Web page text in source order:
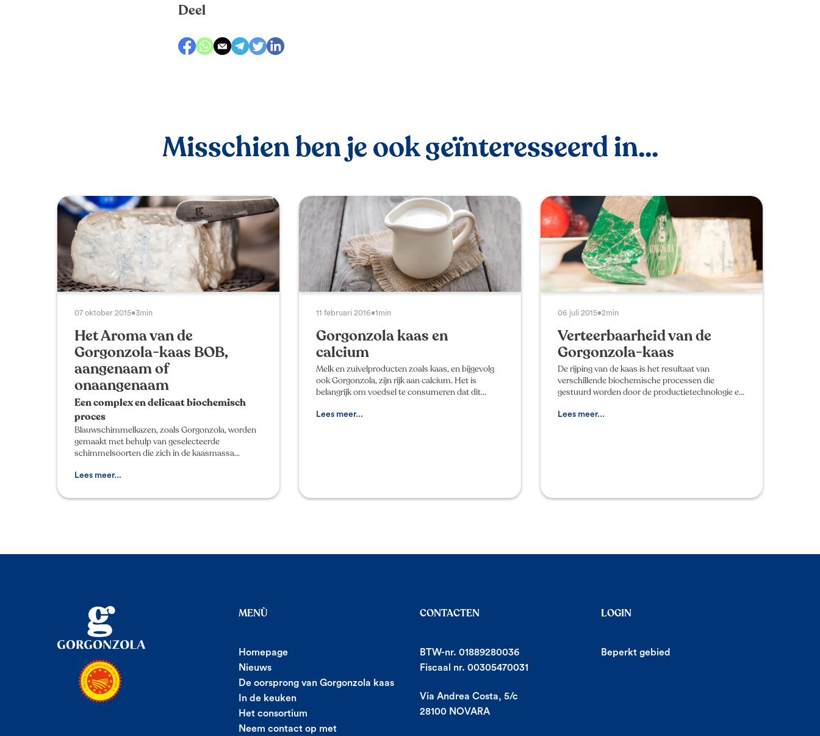
Deel
Misschien ben je ook geïnteresseerd in...
07 oktober 2015•3min
Het Aroma van de
Gorgonzola-kaas BOB,
aangenaam of
onaangenaam
Een complex en delicaat biochemisch
proces
Blauwschimmelkazen, zoals Gorgonzola, worden
gemaakt met behulp van geselecteerde
schimmelsoorten die zich in de kaasmassa
Lees meer...
11 februari 2016•1min
Gorgonzola kaas en
calcium
Melk en zuivelproducten zoals kaas, en bijgevolg
ook Gorgonzola, zijn rijk aan calcium. Het is
belangrijk om voedsel te consumeren dat dit
bescherming en de
Lees meer...
06 juli 2015•2min
Verteerbaarheid van de
Gorgonzola-kaas
De rijping van de kaas is het resultaat van
verschillende biochemische processen die
gestuurd worden door de productietechnologie en
de melk en van de wr
Lees meer...
MENÙ
Homepage
Nieuws
De oorsprong van Gorgonzola kaas
In de keuken
Het consortium
Neem contact op met
CONTACTEN
BTW-nr. 01889280036
Fiscaal nr. 00305470031
Via Andrea Costa, 5/c
28100 NOVARA
LOGIN
Beperkt gebied